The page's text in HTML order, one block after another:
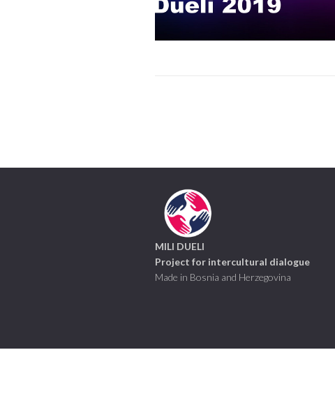
MILI DUELI
Project for intercultural dialogue
Made in Bosnia and Herzegovina